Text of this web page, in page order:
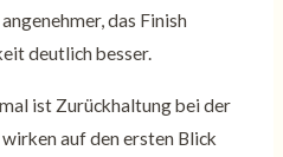
das Finish
deutlich besser.
ist Zurückhaltung bei der
auf den ersten Blick